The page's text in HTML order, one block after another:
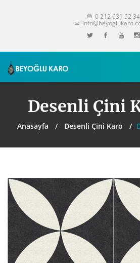
0 212 631 52 34
Desenli Çini
Anasayfa Desenli Çini Karo